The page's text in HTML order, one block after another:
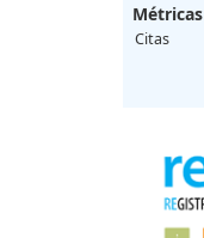
Métricas
Citas